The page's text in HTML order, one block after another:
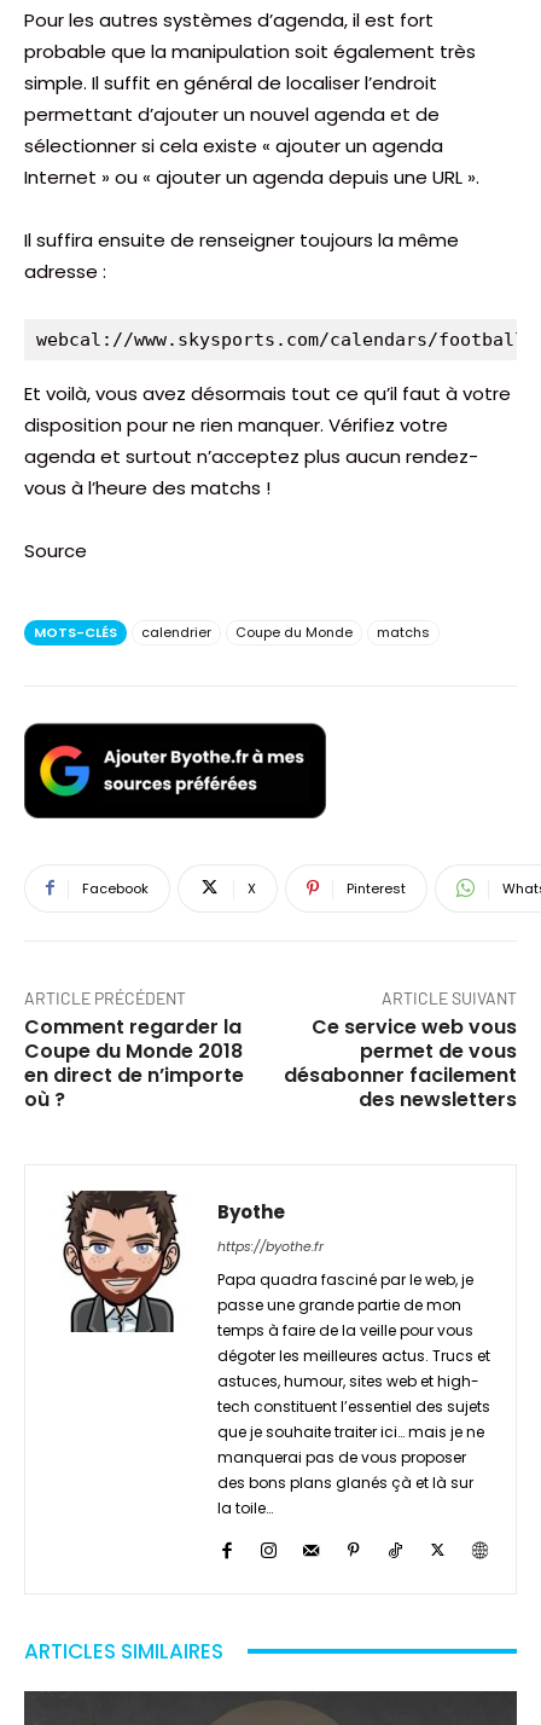
Pour les autres systèmes d’agenda, il est fort
probable que la manipulation soit également très
simple. Il suffit en général de localiser l’endroit
permettant d’ajouter un nouvel agenda et de
sélectionner si cela existe « ajouter un agenda
Internet » ou « ajouter un agenda depuis une URL ».
Il suffira ensuite de renseigner toujours la même
adresse :
webcal://www.skysports.com/calendars/
Et voilà, vous avez désormais tout ce qu’il faut à votre
disposition pour ne rien manquer. Vérifiez votre
agenda et surtout n’acceptez plus aucun rendez-
vous à l’heure des matchs !
Source
MOTS-CLÉS calendrier Coupe du Monde matchs
Facebook X Pinterest
ARTICLE PRÉCÉDENT
Comment regarder la
Coupe du Monde 2018
en direct de n’importe
où ?
ARTICLE SUIVANT
Ce service web vous
permet de vous
désabonner facilement
des newsletters
Byothe
https://byothe.fr
Papa quadra fasciné par le web, je
passe une grande partie de mon
temps à faire de la veille pour vous
dégoter les meilleures actus. Trucs et
astuces, humour, sites web et high-
tech constituent l’essentiel des sujets
que je souhaite traiter ici… mais je ne
manquerai pas de vous proposer
des bons plans glanés çà et là sur
la toile…
ARTICLES SIMILAIRES